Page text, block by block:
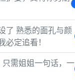
了 熟悉的面孔与颜
定追看！
需姐姐一句话，一